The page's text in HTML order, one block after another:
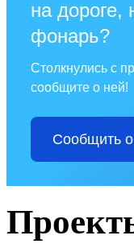
на дороге,
фонарь?
Столкнулись с
сообщите о ней!
Сообщить